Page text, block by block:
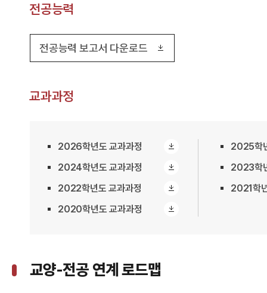
전공능력
전공능력 보고서 다운로드
교과과정
2026학년도 교과과정
2025학
2024학년도 교과과정
2023학
2022학년도 교과과정
2021학
2020학년도 교과과정
교양-전공 연계 로드맵